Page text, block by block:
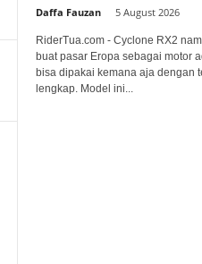
Daffa Fauzan 5 August 2026
RiderTua.com - Cyclone RX2
buat pasar Eropa sebagai motor
bisa dipakai kemana aja dengan
lengkap. Model ini...